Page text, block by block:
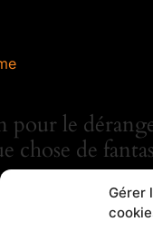
Gérer
pour le
chose de